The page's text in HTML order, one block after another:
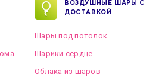
ВОЗДУШНЫЕ ШАРЫ С
ДОСТАВКОЙ
Шары под потолок
Шарики сердце
Облака из шаров